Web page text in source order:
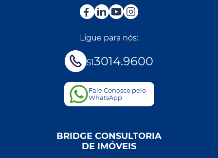
Ligue para nós:
513014.9600
Fale Conosco pelo
WhatsApp
BRIDGE CONSULTORIA
DE IMÓVEIS